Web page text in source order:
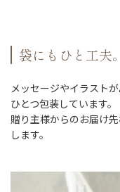
袋にもひと工夫
メッセージやイラスト
ひとつ包装しています。
贈り主様からのお届け
します。